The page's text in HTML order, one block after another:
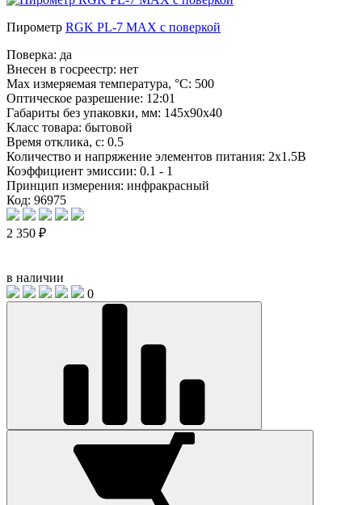
Пирометр RGK PL-7 MAX с поверкой
Поверка: да
Внесен в госреестр: нет
Max измеряемая температура, °С: 500
Оптическое разрешение: 12:01
Габариты без упаковки, мм: 145х90х40
Класс товара: бытовой
Время отклика, с: 0.5
Количество и напряжение элементов питания: 2х1.5В
Коэффициент эмиссии: 0.1 - 1
Принцип измерения: инфракрасный
Код: 96975
2 350 ₽
в наличии
0